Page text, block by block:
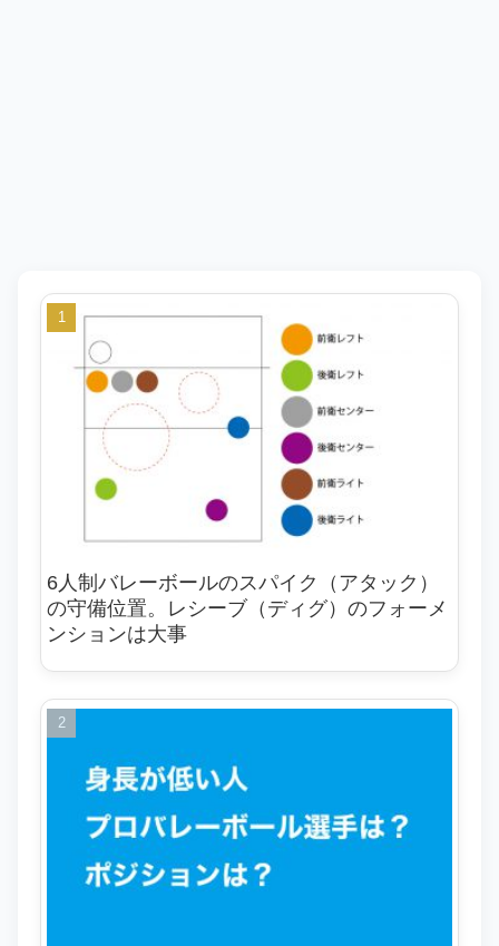
6人制バレーボールのスパイク（アタック）
の守備位置。レシーブ（ディグ）のフォーメ
ンションは大事